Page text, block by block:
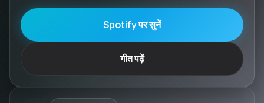
Spotify पर सुनें
गीत पढ़ें